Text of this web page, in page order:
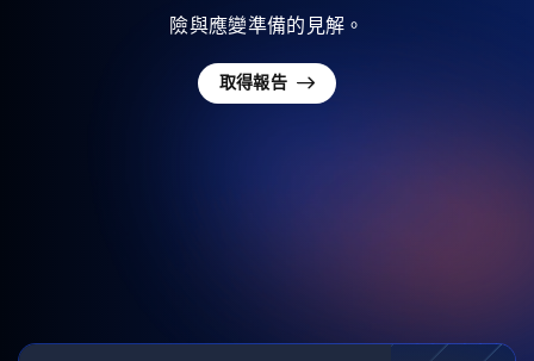
險與應變準備的見解。
取得報告